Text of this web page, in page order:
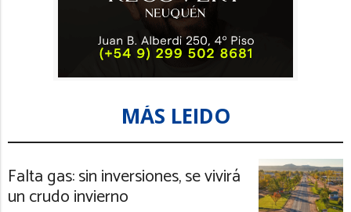
MÁS LEIDO
Falta gas: sin inversiones, se vivirá
un crudo invierno